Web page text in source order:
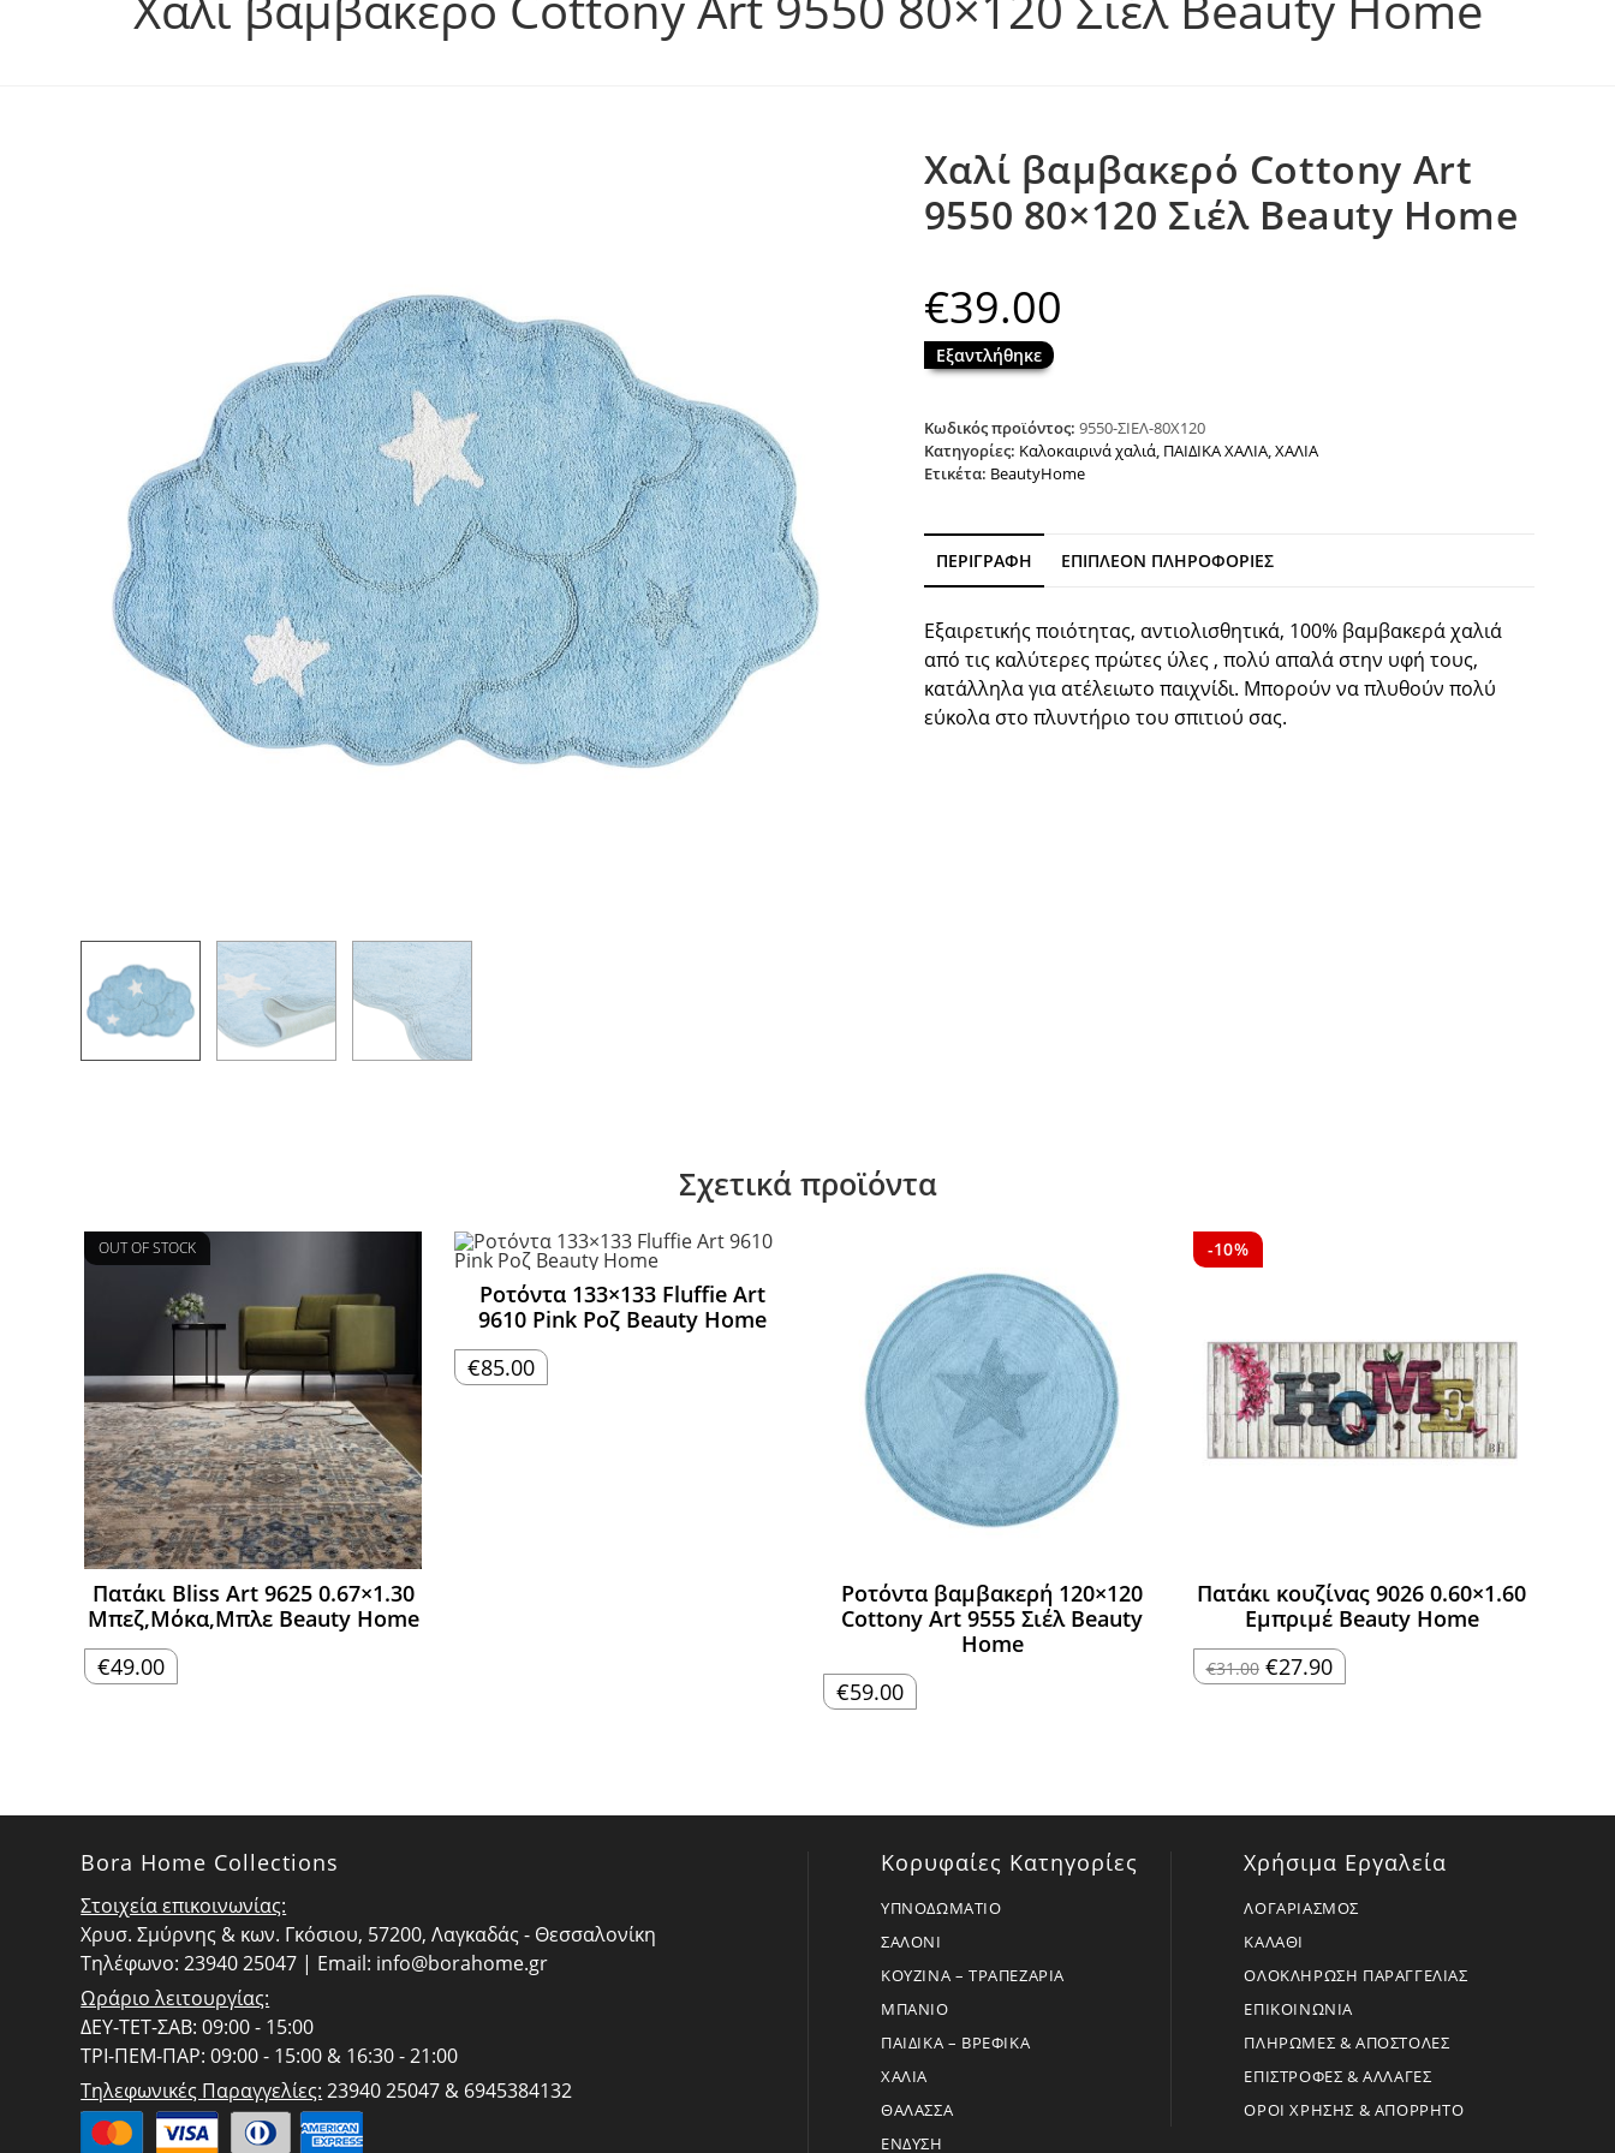
Χαλί βαμβακερό Cottony Art
9550 80×120 Σιέλ Beauty Home
€39.00
Εξαντλήθηκε
Κωδικός προϊόντος: 9550-ΣΙΕΛ-80Χ120
Κατηγορίες: Καλοκαιρινά χαλιά, ΠΑΙΔΙΚΑ ΧΑΛΙΑ,ΧΑΛΙΑ
Ετικέτα: BeautyHome
ΠΕΡΙΓΡΑΦΉ ΕΠΙΠΛΈΟΝ ΠΛΗΡΟΦΟΡΊΕΣ
Εξαιρετικής ποιότητας, αντιολισθητικά, 100% βαμβακερά χαλιά
από τις καλύτερες πρώτες ύλες , πολύ απαλά στην υφή τους,
κατάλληλα για ατέλειωτο παιχνίδι. Μπορούν να πλυθούν πολύ
εύκολα στο πλυντήριο του σπιτιού σας.
Σχετικά προϊόντα
OUT OF STOCK
Πατάκι Bliss Art 9625 0.67×1.30
Μπεζ,Μόκα,Μπλε Beauty Home
€49.00
Ροτόντα 133×133 Fluffie Art
9610 Pink Ροζ Beauty Home
€85.00
Ροτόντα βαμβακερή 120×120
Cottony Art 9555 Σιέλ Beauty
Home
€59.00
-10%
Πατάκι κουζίνας 9026 0.60×1.60
Εμπριμέ Beauty Home
€31.00 Original
price
€27.90Η
τρέχουσα
Bora Home Collections
Στοιχεία επικοινωνίας:
Χρυσ. Σμύρνης & κων. Γκόσιου, 57200, Λαγκαδάς - Θεσσαλονίκη
Τηλέφωνο: 23940 25047 | Email: info@borahome.gr
Ωράριο λειτουργίας:
ΔΕΥ-ΤΕΤ-ΣΑΒ: 09:00 - 15:00
ΤΡΙ-ΠΕΜ-ΠΑΡ: 09:00 - 15:00 & 16:30 - 21:00
Τηλεφωνικές Παραγγελίες: 23940 25047 & 6945384132
Κορυφαίες Κατηγορίες
ΥΠΝΟΔΩΜΑΤΙΟ
ΣΑΛΟΝΙ
ΚΟΥΖΙΝΑ – ΤΡΑΠΕΖΑΡΙΑ
ΜΠΑΝΙΟ
ΠΑΙΔΙΚΑ – ΒΡΕΦΙΚΑ
ΧΑΛΙΑ
ΘΑΛΑΣΣΑ
ΕΝΔΥΣΗ
Χρήσιμα Εργαλεία
ΛΟΓΑΡΙΑΣΜΟΣ
ΚΑΛΑΘΙ
ΟΛΟΚΛΗΡΩΣΗ ΠΑΡΑΓΓΕΛΙΑΣ
ΕΠΙΚΟΙΝΩΝΙΑ
ΠΛΗΡΩΜΕΣ & ΑΠΟΣΤΟΛΕΣ
ΕΠΙΣΤΡΟΦΕΣ & ΑΛΛΑΓΕΣ
ΟΡΟΙ ΧΡΗΣΗΣ & ΑΠΟΡΡΗΤΟ